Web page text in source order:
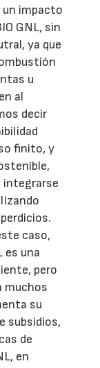
un impacto
GNL, sin
ya que
u
al
decir
finito, y
integrarse
caso,
es una
pero
muchos
su
subsidios,
de
en